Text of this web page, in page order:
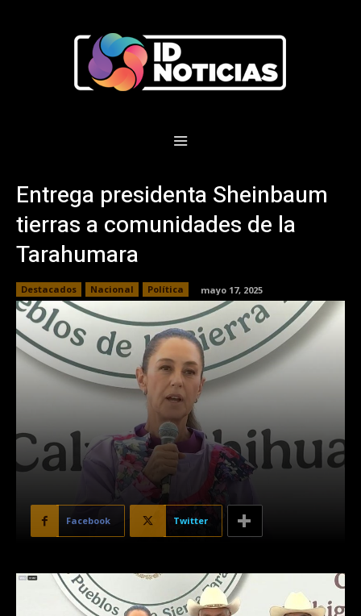
Entrega presidenta Sheinbaum
tierras a comunidades de la
Tarahumara
Destacados Nacional Política mayo 17, 2025
Facebook Twitter